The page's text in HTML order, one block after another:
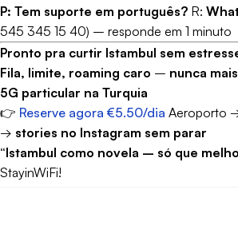
P: Tem suporte em português? R:
545 345 15 40) – responde em 1 minuto
Pronto pra curtir Istambul sem
Fila, limite, roaming caro – nunca
5G particular na Turquia
👉 Reserve agora €5.50/dia Aeroporto
→ stories no Instagram sem parar
“Istambul como novela – só que
StayinWiFi!